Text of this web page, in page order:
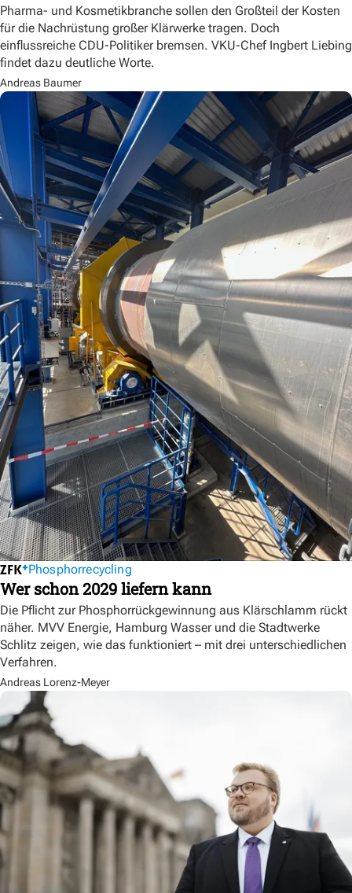
Pharma- und Kosmetikbranche sollen den Großteil der Kosten
für die Nachrüstung großer Klärwerke tragen. Doch
einflussreiche CDU-Politiker bremsen. VKU-Chef Ingbert Liebing
findet dazu deutliche Worte.
Andreas Baumer
Phosphorrecycling
Wer schon 2029 liefern kann
Die Pflicht zur Phosphorrückgewinnung aus Klärschlamm rückt
näher. MVV Energie, Hamburg Wasser und die Stadtwerke
Schlitz zeigen, wie das funktioniert – mit drei unterschiedlichen
Verfahren.
Andreas Lorenz-Meyer